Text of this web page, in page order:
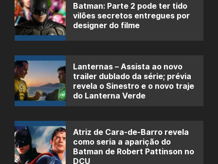
Batman: Parte 2 pode ter tido
vilões secretos entregues por
designer do filme
Lanternas – Assista ao novo
trailer dublado da série; prévia
revela o Sinestro e o novo traje
do Lanterna Verde
Atriz de Cara-de-Barro revela
como seria a aparição do
Batman de Robert Pattinson no
DCU